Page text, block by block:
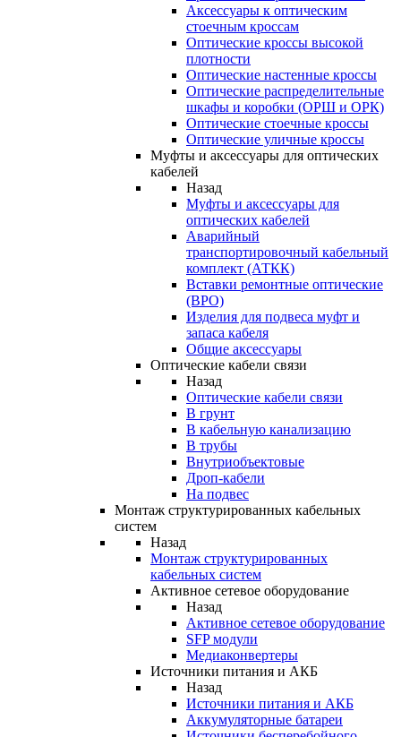
Аксессуары к оптическим
стоечным кроссам
Оптические кроссы высокой
плотности
Оптические настенные кроссы
Оптические распределительные
шкафы и коробки (ОРШ и ОРК)
Оптические стоечные кроссы
Оптические уличные кроссы
Муфты и аксессуары для оптических
кабелей
Назад
Муфты и аксессуары для
оптических кабелей
Аварийный
транспортировочный кабельный
комплект (АТКК)
Вставки ремонтные оптические
(ВРО)
Изделия для подвеса муфт и
запаса кабеля
Общие аксессуары
Оптические кабели связи
Назад
Оптические кабели связи
В грунт
В кабельную канализацию
В трубы
Внутриобъектовые
Дроп-кабели
На подвес
Монтаж структурированных кабельных
систем
Назад
Монтаж структурированных
кабельных систем
Активное сетевое оборудование
Назад
Активное сетевое оборудование
SFP модули
Медиаконвертеры
Источники питания и АКБ
Назад
Источники питания и АКБ
Аккумуляторные батареи